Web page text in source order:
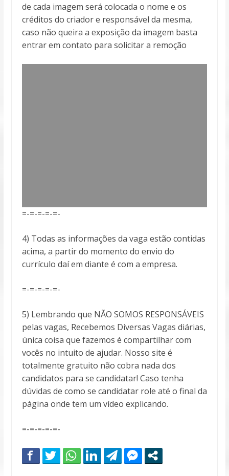
de cada imagem será colocada o nome e os
créditos do criador e responsável da mesma,
caso não queira a exposição da imagem basta
entrar em contato para solicitar a remoção
=-=-=-=-=-
4) Todas as informações da vaga estão contidas
acima, a partir do momento do envio do
currículo daí em diante é com a empresa.
=-=-=-=-=-
5) Lembrando que NÃO SOMOS RESPONSÁVEIS
pelas vagas, Recebemos Diversas Vagas diárias,
única coisa que fazemos é compartilhar com
vocês no intuito de ajudar. Nosso site é
totalmente gratuito não cobra nada dos
candidatos para se candidatar! Caso tenha
dúvidas de como se candidatar role até o final da
página onde tem um vídeo explicando.
=-=-=-=-=-